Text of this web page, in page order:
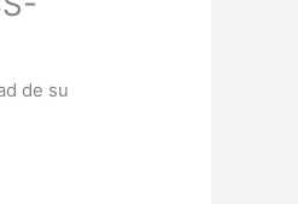
de su